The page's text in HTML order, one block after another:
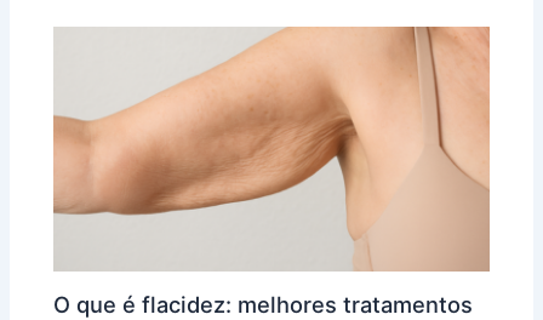
O que é flacidez: melhores tratamentos